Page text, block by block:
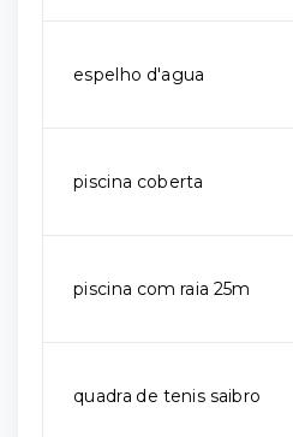
espelho d'agua
piscina coberta
piscina com raia 25m
quadra de tenis saibro